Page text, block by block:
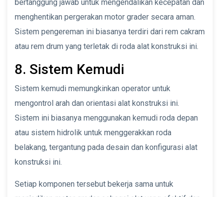
bertanggung jawab untuk mengendalikan kecepatan dan
menghentikan pergerakan motor grader secara aman.
Sistem pengereman ini biasanya terdiri dari rem cakram
atau rem drum yang terletak di roda alat konstruksi ini.
8. Sistem Kemudi
Sistem kemudi memungkinkan operator untuk
mengontrol arah dan orientasi alat konstruksi ini.
Sistem ini biasanya menggunakan kemudi roda depan
atau sistem hidrolik untuk menggerakkan roda
belakang, tergantung pada desain dan konfigurasi alat
konstruksi ini.
Setiap komponen tersebut bekerja sama untuk